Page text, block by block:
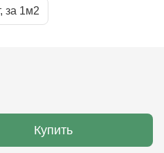
за 1м2
Купить